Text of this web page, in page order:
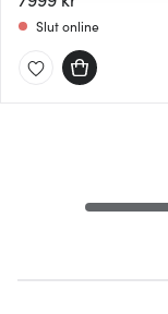
som du vill dela
Slut online